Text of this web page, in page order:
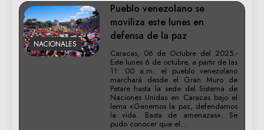
NACIONALES
Pueblo venezolano se
moviliza este lunes en
defensa de la paz
Caracas, 06 de Octubre del 2025.-
Este lunes 6 de octubre, a partir de las
11: 00 a.m. el pueblo venezolano
marchará desde el Gran Muro de
Petare hasta la sede del Sistema de
Naciones Unidas en Caracas bajo el
lema «Ganemos la paz, defendamos
la vida. Basta de amenazas». Se
pudo conocer que el…